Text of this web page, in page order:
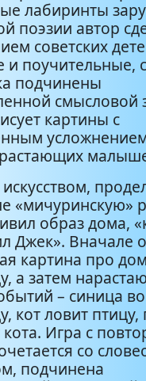
лабиринты
поэзии автор
советских
и поучительные,
подчинены
смысловой
картины с
«мичуринскую»
образ дома,
Джек». Вначале
картина про
а затем
– синица
кот ловит птицу,
кота. Игра с
со
подчинена